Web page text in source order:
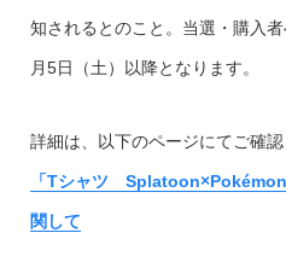
知されるとのこと。当選・購入
月5日（土）以降となります。
詳細は、以下のページにてご確認
「Tシャツ
関して